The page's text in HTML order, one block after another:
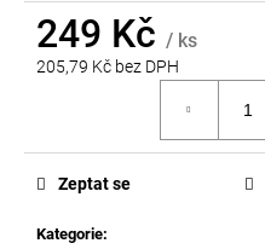
249 Kč / ks
205,79 Kč bez DPH
Kategorie:
Zeptat se
u
e
m